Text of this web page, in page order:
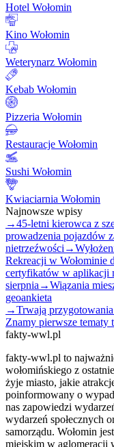
Hotel Wołomin
Kino Wołomin
Weterynarz Wołomin
Kebab Wołomin
Pizzeria Wołomin
Restauracje Wołomin
Sushi Wołomin
Kwiaciarnia Wołomin
Najnowsze wpisy
→45-letni kierowca z
prowadzenia pojazdów
nietrzeźwości →
Rekreacji w Wołominie
certyfikatów w aplikacji
sierpnia →Wiązania
geoankieta
→Trwają
Znamy pierwsze tematy
fakty-wwl.pl
fakty-wwl.pl to
wołomińskiego z
żyje miasto, jakie
poinformowany o
nas zapowiedzi
wydarzeń społecznych
samorządu. Wołomin
miejskim w aglomeracji